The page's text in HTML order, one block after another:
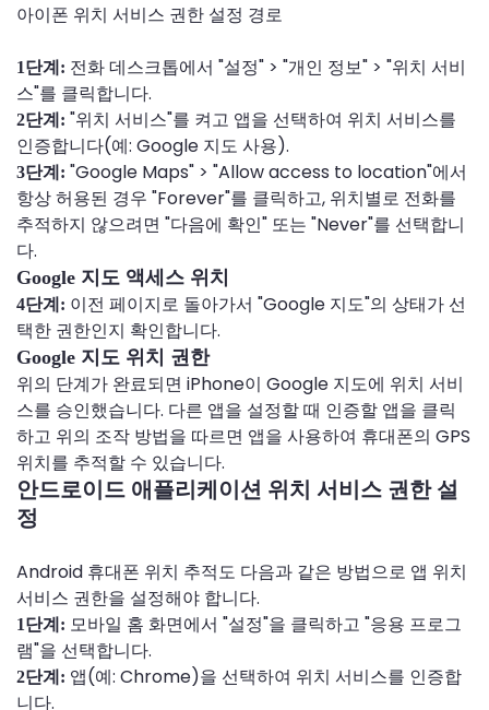
아이폰 위치 서비스 권한 설정 경로
1단계: 전화 데스크톱에서 "설정" > "개인 정보" > "위치 서비
스"를 클릭합니다.
2단계: "위치 서비스"를 켜고 앱을 선택하여 위치 서비스를
인증합니다(예: Google 지도 사용).
3단계: "Google Maps" > "Allow access to location"에서
항상 허용된 경우 "Forever"를 클릭하고, 위치별로 전화를
추적하지 않으려면 "다음에 확인" 또는 "Never"를 선택합니
다.
Google 지도 액세스 위치
4단계: 이전 페이지로 돌아가서 "Google 지도"의 상태가 선
택한 권한인지 확인합니다.
Google 지도 위치 권한
위의 단계가 완료되면 iPhone이 Google 지도에 위치 서비
스를 승인했습니다. 다른 앱을 설정할 때 인증할 앱을 클릭
하고 위의 조작 방법을 따르면 앱을 사용하여 휴대폰의 GPS
위치를 추적할 수 있습니다.
안드로이드 애플리케이션 위치 서비스 권한 설
정
Android 휴대폰 위치 추적도 다음과 같은 방법으로 앱 위치
서비스 권한을 설정해야 합니다.
1단계: 모바일 홈 화면에서 "설정"을 클릭하고 "응용 프로그
램"을 선택합니다.
2단계: 앱(예: Chrome)을 선택하여 위치 서비스를 인증합
니다.